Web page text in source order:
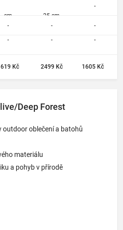
cm
-
-
Kč
25 cm
-
-
2499 Kč
-
-
-
1605 Kč
Deep Forest
outdoor oblečení a batohů
materiálu
a pohyb v přírodě